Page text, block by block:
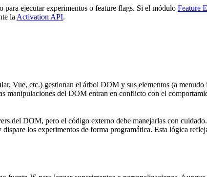
para ejecutar experimentos o feature flags. Si el módulo Feature
la Activation API.
Vue, etc.) gestionan el árbol DOM y sus elementos (a
manipulaciones del DOM entran en conflicto con el
del DOM, pero el código externo debe manejarlas con
los experimentos de forma programática. Esta lógica